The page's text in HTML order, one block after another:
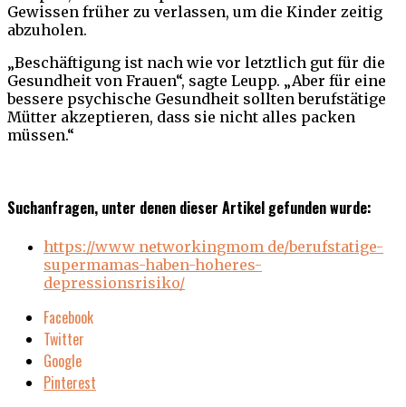
Gewissen früher zu verlassen, um die Kinder zeitig
abzuholen.
„Beschäftigung ist nach wie vor letztlich gut für die
Gesundheit von Frauen“, sagte Leupp. „Aber für eine
bessere psychische Gesundheit sollten berufstätige
Mütter akzeptieren, dass sie nicht alles packen
müssen.“
Suchanfragen, unter denen dieser Artikel gefunden wurde:
https://www networkingmom de/berufstatige-
supermamas-haben-hoheres-
depressionsrisiko/
Facebook
Twitter
Google
Pinterest